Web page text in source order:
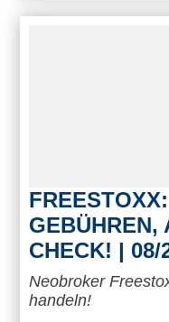
GEBÜHREN,
CHECK! | 08/
Neobroker
handeln!